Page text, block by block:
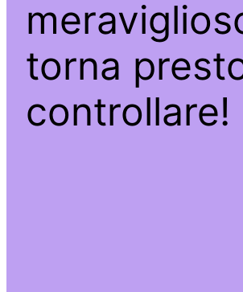
torna
controllare!